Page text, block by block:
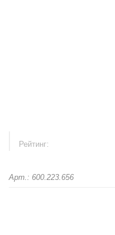
Рейтинг:
Арт.: 600.223.656